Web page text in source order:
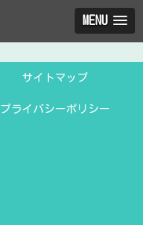
MENU
サイトマップ
プライバシーポリシー